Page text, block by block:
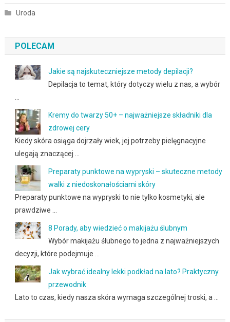
Uroda
POLECAM
Jakie są najskuteczniejsze metody depilacji?
Depilacja to temat, który dotyczy wielu z nas, a wybór
Kremy do twarzy 50+ – najważniejsze składniki dla
zdrowej cery
Kiedy skóra osiąga dojrzały wiek, jej potrzeby pielęgnacyjne
ulegają znaczącej …
Preparaty punktowe na wypryski – skuteczne metody
walki z niedoskonałościami skóry
Preparaty punktowe na wypryski to nie tylko kosmetyki, ale
prawdziwe …
8 Porady, aby wiedzieć o makijażu ślubnym
Wybór makijażu ślubnego to jedna z najważniejszych
decyzji, które podejmuje …
Jak wybrać idealny lekki podkład na lato? Praktyczny
przewodnik
Lato to czas, kiedy nasza skóra wymaga szczególnej troski, a …